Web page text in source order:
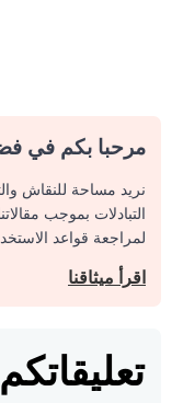
مرحبا بكم في
نريد مساحة للنقاش
التبادلات بموجب
لمراجعة قواعد
اقرأ ميثاقنا
تعليقاتكم